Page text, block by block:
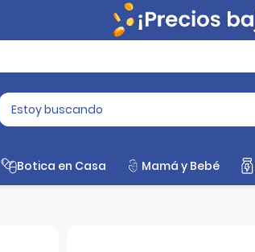
Botica en Casa Mamá y Bebé